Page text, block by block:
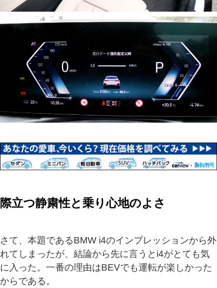
際立つ静粛性と乗り心地のよさ
さて、本題であるBMW i4のインプレッションから外
れてしまったが、結論から先に言うとi4がとても気
に入った。一番の理由はBEVでも運転が楽しかった
からである。